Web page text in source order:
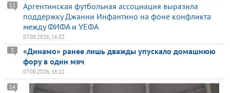
Аргентинская футбольная ассоциация выразила
поддержку Джанни Инфантино на фоне конфликта
между ФИФА и УЕФА
12
07.08.2026, 16:32
«Динамо» ранее лишь дважды упускало домашнюю
фору в один мяч
3
07.08.2026, 16:11
14